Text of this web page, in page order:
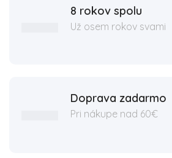
8 rokov spolu
Už osem rokov svami
Doprava zadarmo
Pri nákupe nad 60€